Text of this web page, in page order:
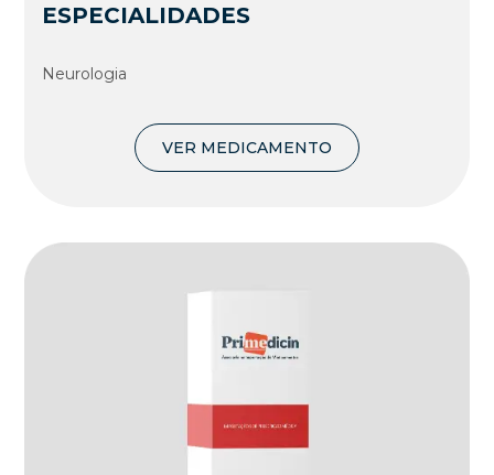
ESPECIALIDADES
Neurologia
VER MEDICAMENTO